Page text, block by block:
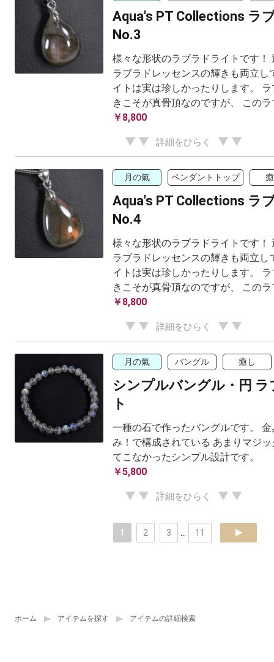
ホーム アイテムを探す アイテムの詳細検索
Aqua's PT Collections ラ
No.3
様々な形状のラブラドライトです！
ラブラドレッセンスの輝きも両立し
イトは実は珍しかったりします。
きこそが真骨頂なのですが、 このラ
￥8,800
詳細をひらく
月の氣 ペンダントトップ
Aqua's PT Collections ラ
No.4
様々な形状のラブラドライトです！
ラブラドレッセンスの輝きも両立し
イトは実は珍しかったりします。
きこそが真骨頂なのですが、 このラ
￥8,800
詳細をひらく
月の氣 バングル 癒し
シンプルバングル・円
ト
一種の石で作ったバングルです。
み！で構成されている あまりマジ
てこなかったシンプル設計です。
￥5,800
詳細をひらく
1 2 3 11 next